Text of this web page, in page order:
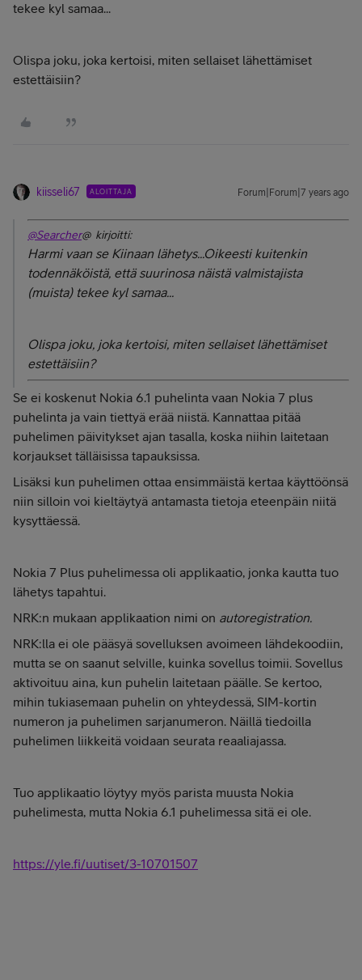
tekee kyl samaa...
Olispa joku, joka kertoisi, miten sellaiset lähettämiset
estettäisiin?
kiisseli67 ALOITTAJA Forum|Forum|7 years ago
@Searcher@ kirjoitti:
Harmi vaan se Kiinaan lähetys...Oikeesti kuitenkin
todennäköistä, että suurinosa näistä valmistajista
(muista) tekee kyl samaa...
Olispa joku, joka kertoisi, miten sellaiset lähettämiset
estettäisiin?
Se ei koskenut Nokia 6.1 puhelinta vaan Nokia 7 plus
puhelinta ja vain tiettyä erää niistä. Kannattaa pitää
puhelimen päivitykset ajan tasalla, koska niihin laitetaan
korjaukset tälläisissa tapauksissa.
Lisäksi kun puhelimen ottaa ensimmäistä kertaa käyttöönsä
niin silloin voi kieltäytyä antamasta tietoja eteenpäin niitä
kysyttäessä.
Nokia 7 Plus puhelimessa oli applikaatio, jonka kautta tuo
lähetys tapahtui.
NRK:n mukaan applikaation nimi on autoregistration.
NRK:lla ei ole pääsyä sovelluksen avoimeen lähdekoodiin,
mutta se on saanut selville, kuinka sovellus toimii. Sovellus
aktivoituu aina, kun puhelin laitetaan päälle. Se kertoo,
mihin tukiasemaan puhelin on yhteydessä, SIM-kortin
numeron ja puhelimen sarjanumeron. Näillä tiedoilla
puhelimen liikkeitä voidaan seurata reaaliajassa.
Tuo applikaatio löytyy myös parista muusta Nokia
puhelimesta, mutta Nokia 6.1 puhelimessa sitä ei ole.
https://yle.fi/uutiset/3-10701507